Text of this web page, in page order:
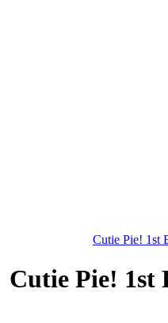
Cutie Pie! 1st
Cutie Pie! 1st